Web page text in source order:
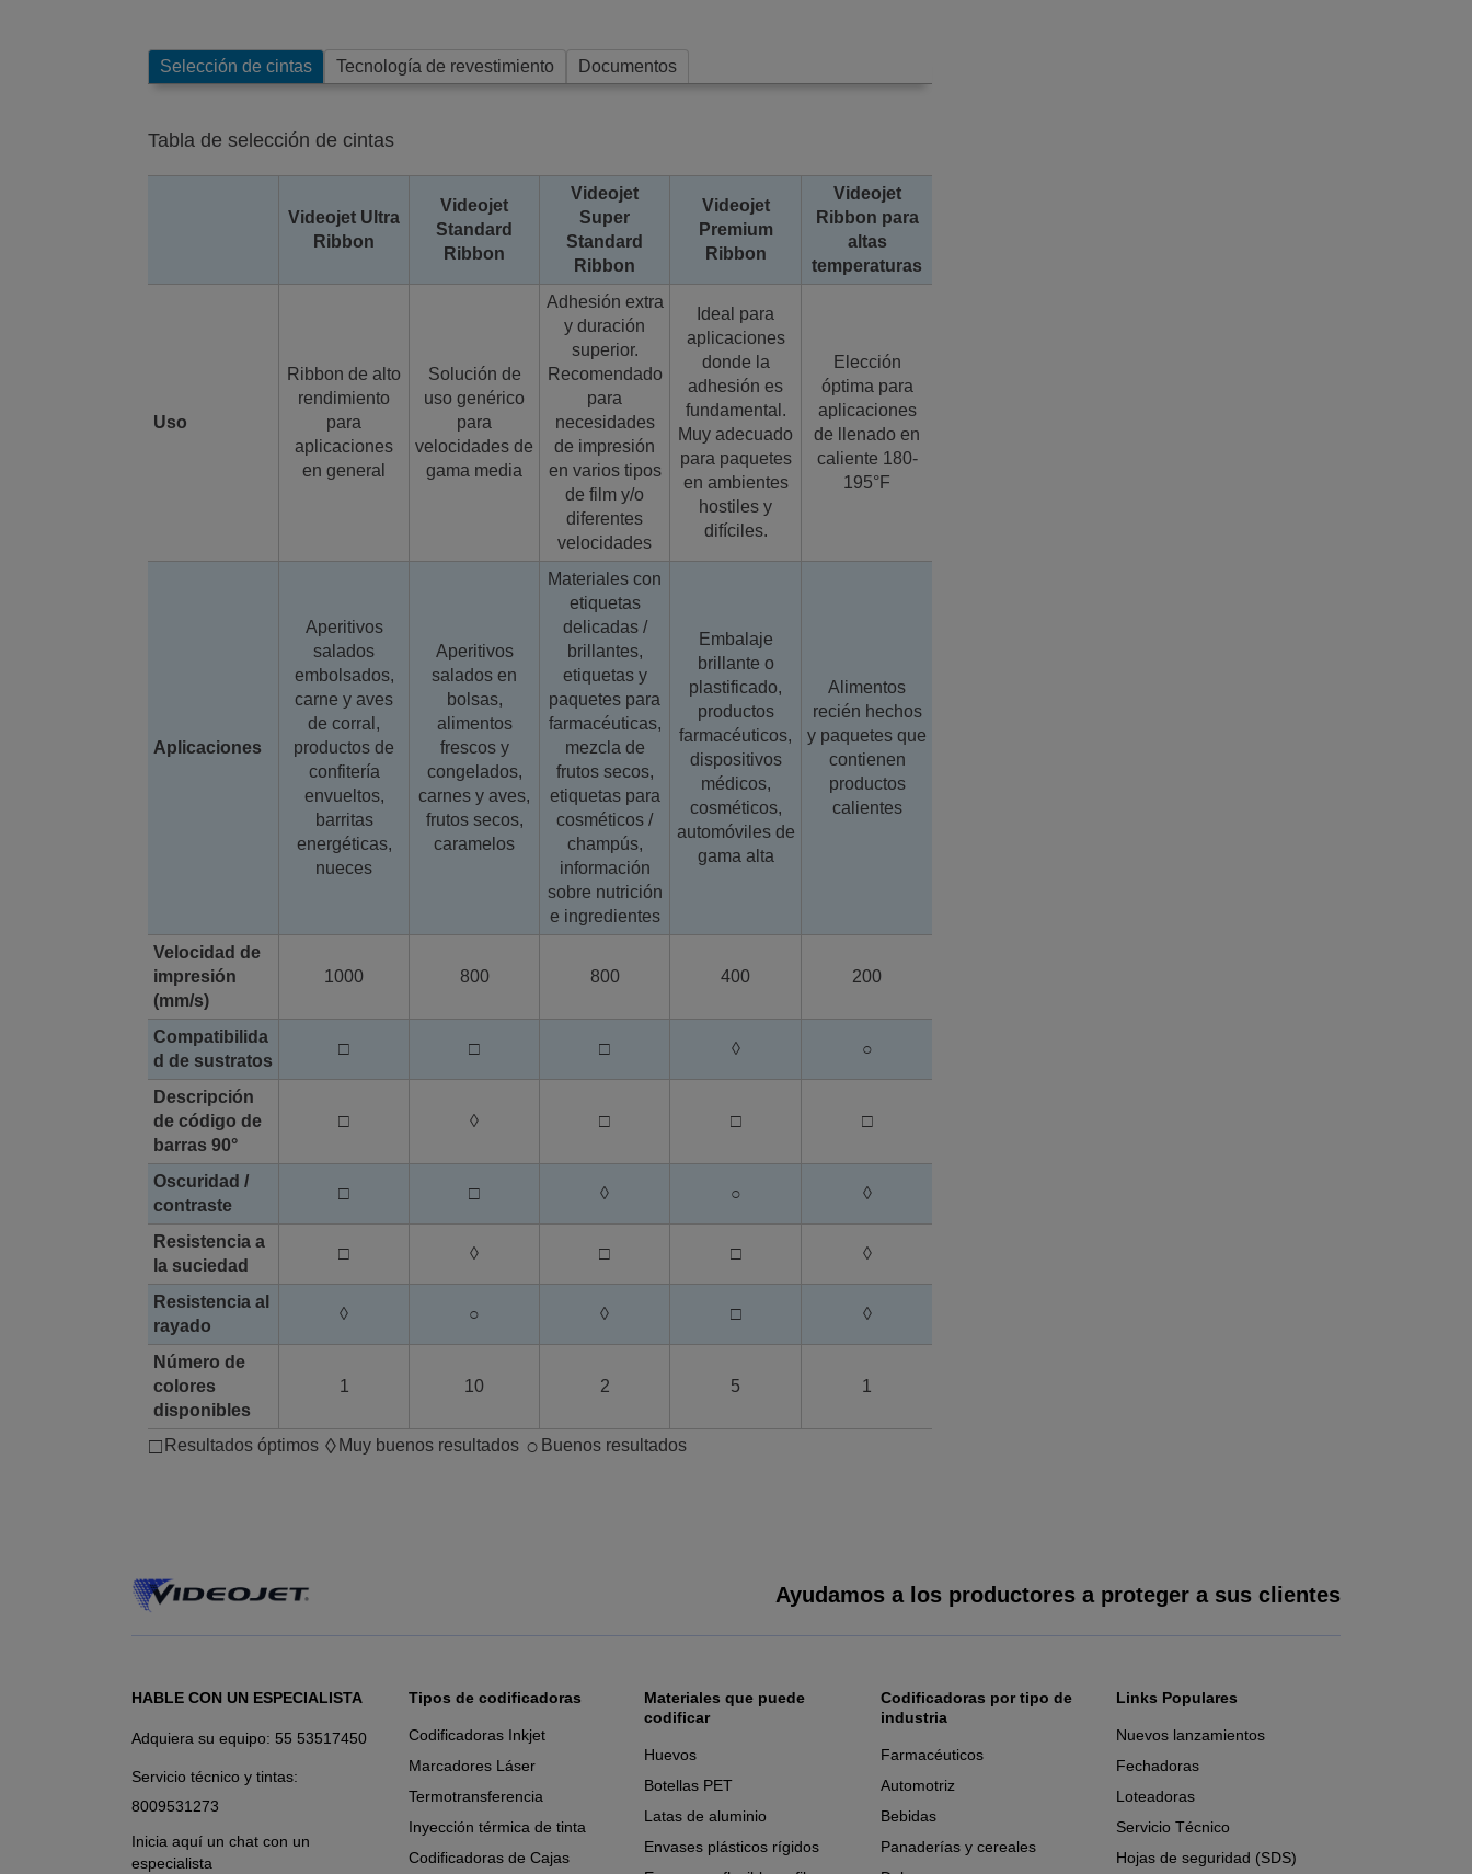
Selección de cintas Tecnología de revestimiento Documentos
Tabla de selección de cintas
Videojet Ultra
Ribbon
Videojet
Standard
Ribbon
Videojet
Super
Standard
Ribbon
Videojet
Premium
Ribbon
Videojet
Ribbon para
altas
temperaturas
Uso
Ribbon de alto
rendimiento
para
aplicaciones
en general
Solución de
uso genérico
para
velocidades de
gama media
Adhesión extra
y duración
superior.
Recomendado
para
necesidades
de impresión
en varios tipos
de film y/o
diferentes
velocidades
Ideal para
aplicaciones
donde la
adhesión es
fundamental.
Muy adecuado
para paquetes
en ambientes
hostiles y
difíciles.
Elección
óptima para
aplicaciones
de llenado en
caliente 180-
195°F
Aplicaciones
Aperitivos
salados
embolsados,
carne y aves
de corral,
productos de
confitería
envueltos,
barritas
energéticas,
nueces
Aperitivos
salados en
bolsas,
alimentos
frescos y
congelados,
carnes y aves,
frutos secos,
caramelos
Materiales con
etiquetas
delicadas /
brillantes,
etiquetas y
paquetes para
farmacéuticas,
mezcla de
frutos secos,
etiquetas para
cosméticos /
champús,
información
sobre nutrición
e ingredientes
Embalaje
brillante o
plastificado,
productos
farmacéuticos,
dispositivos
médicos,
cosméticos,
automóviles de
gama alta
Alimentos
recién hechos
y paquetes que
contienen
productos
calientes
Velocidad de
impresión
(mm/s)
1000 800 800 400 200
Compatibilida
d de sustratos
□ □ □ ◊ ○
Descripción
de código de
barras 90°
□ ◊ □ □ □
Oscuridad /
contraste
□ □ ◊ ○ ◊
Resistencia a
la suciedad
□ ◊ □ □ ◊
Resistencia al
rayado
◊ ○ ◊ □ ◊
Número de
colores
disponibles
1 10 2 5 1
□ Resultados óptimos ◊ Muy buenos resultados ○ Buenos resultados
Ayudamos a los productores a proteger a sus clientes
HABLE CON UN ESPECIALISTA
Adquiera su equipo: 55 53517450
Servicio técnico y tintas:
8009531273
Inicia aquí un chat con un
especialista
Tipos de codificadoras
Codificadoras Inkjet
Marcadores Láser
Termotransferencia
Inyección térmica de tinta
Codificadoras de Cajas
Materiales que puede
codificar
Huevos
Botellas PET
Latas de aluminio
Envases plásticos rígidos
Codificadoras por tipo de
industria
Farmacéuticos
Automotriz
Bebidas
Panaderías y cereales
Links Populares
Nuevos lanzamientos
Fechadoras
Loteadoras
Servicio Técnico
Hojas de seguridad (SDS)